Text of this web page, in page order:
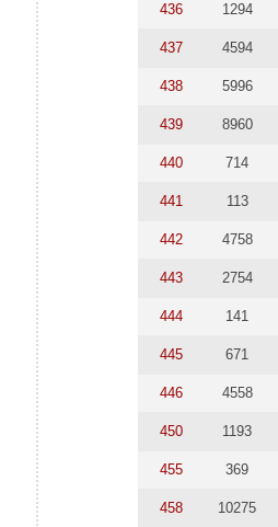
436 1294
437 4594
438 5996
439 8960
440 714
441 113
442 4758
443 2754
444 141
445 671
446 4558
450 1193
455 369
458 10275